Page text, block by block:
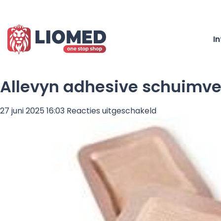
Allevyn adhesive
27 juni 2025 16:03 Reacties uitgeschakeldvoor
Allevyn
adhesive
schuimverband
kleefrand
12.5×12.5cm